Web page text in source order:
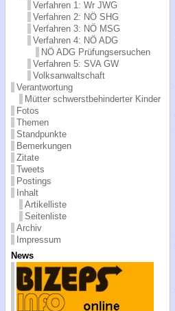
Verfahren 1: Wr JWG
Verfahren 2: NÖ SHG
Verfahren 3: NÖ MSG
Verfahren 4: NÖ ADG
NÖ ADG Prüfungsersuchen
Verfahren 5: SVA GW
Volksanwaltschaft
Verantwortung
Mütter schwerstbehinderter Kinder
Fotos
Themen
Standpunkte
Bemerkungen
Zitate
Tweets
Postings
Inhalt
Artikelliste
Seitenliste
Archiv
Impressum
News